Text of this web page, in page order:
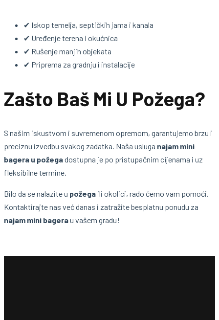
✔ Iskop temelja, septičkih jama i kanala
✔ Uređenje terena i okućnica
✔ Rušenje manjih objekata
✔ Priprema za gradnju i instalacije
Zašto Baš Mi U Požega?
S našim iskustvom i suvremenom opremom, garantujemo brzu i
preciznu izvedbu svakog zadatka. Naša usluga najam mini
bagera u požegadostupna je po pristupačnim cijenama i uz
fleksibilne termine.
Bilo da se nalazite u požega ili okolici, rado ćemo vam pomoći.
Kontaktirajte nas već danas i zatražite besplatnu ponudu za
najam mini bagerau vašem gradu!